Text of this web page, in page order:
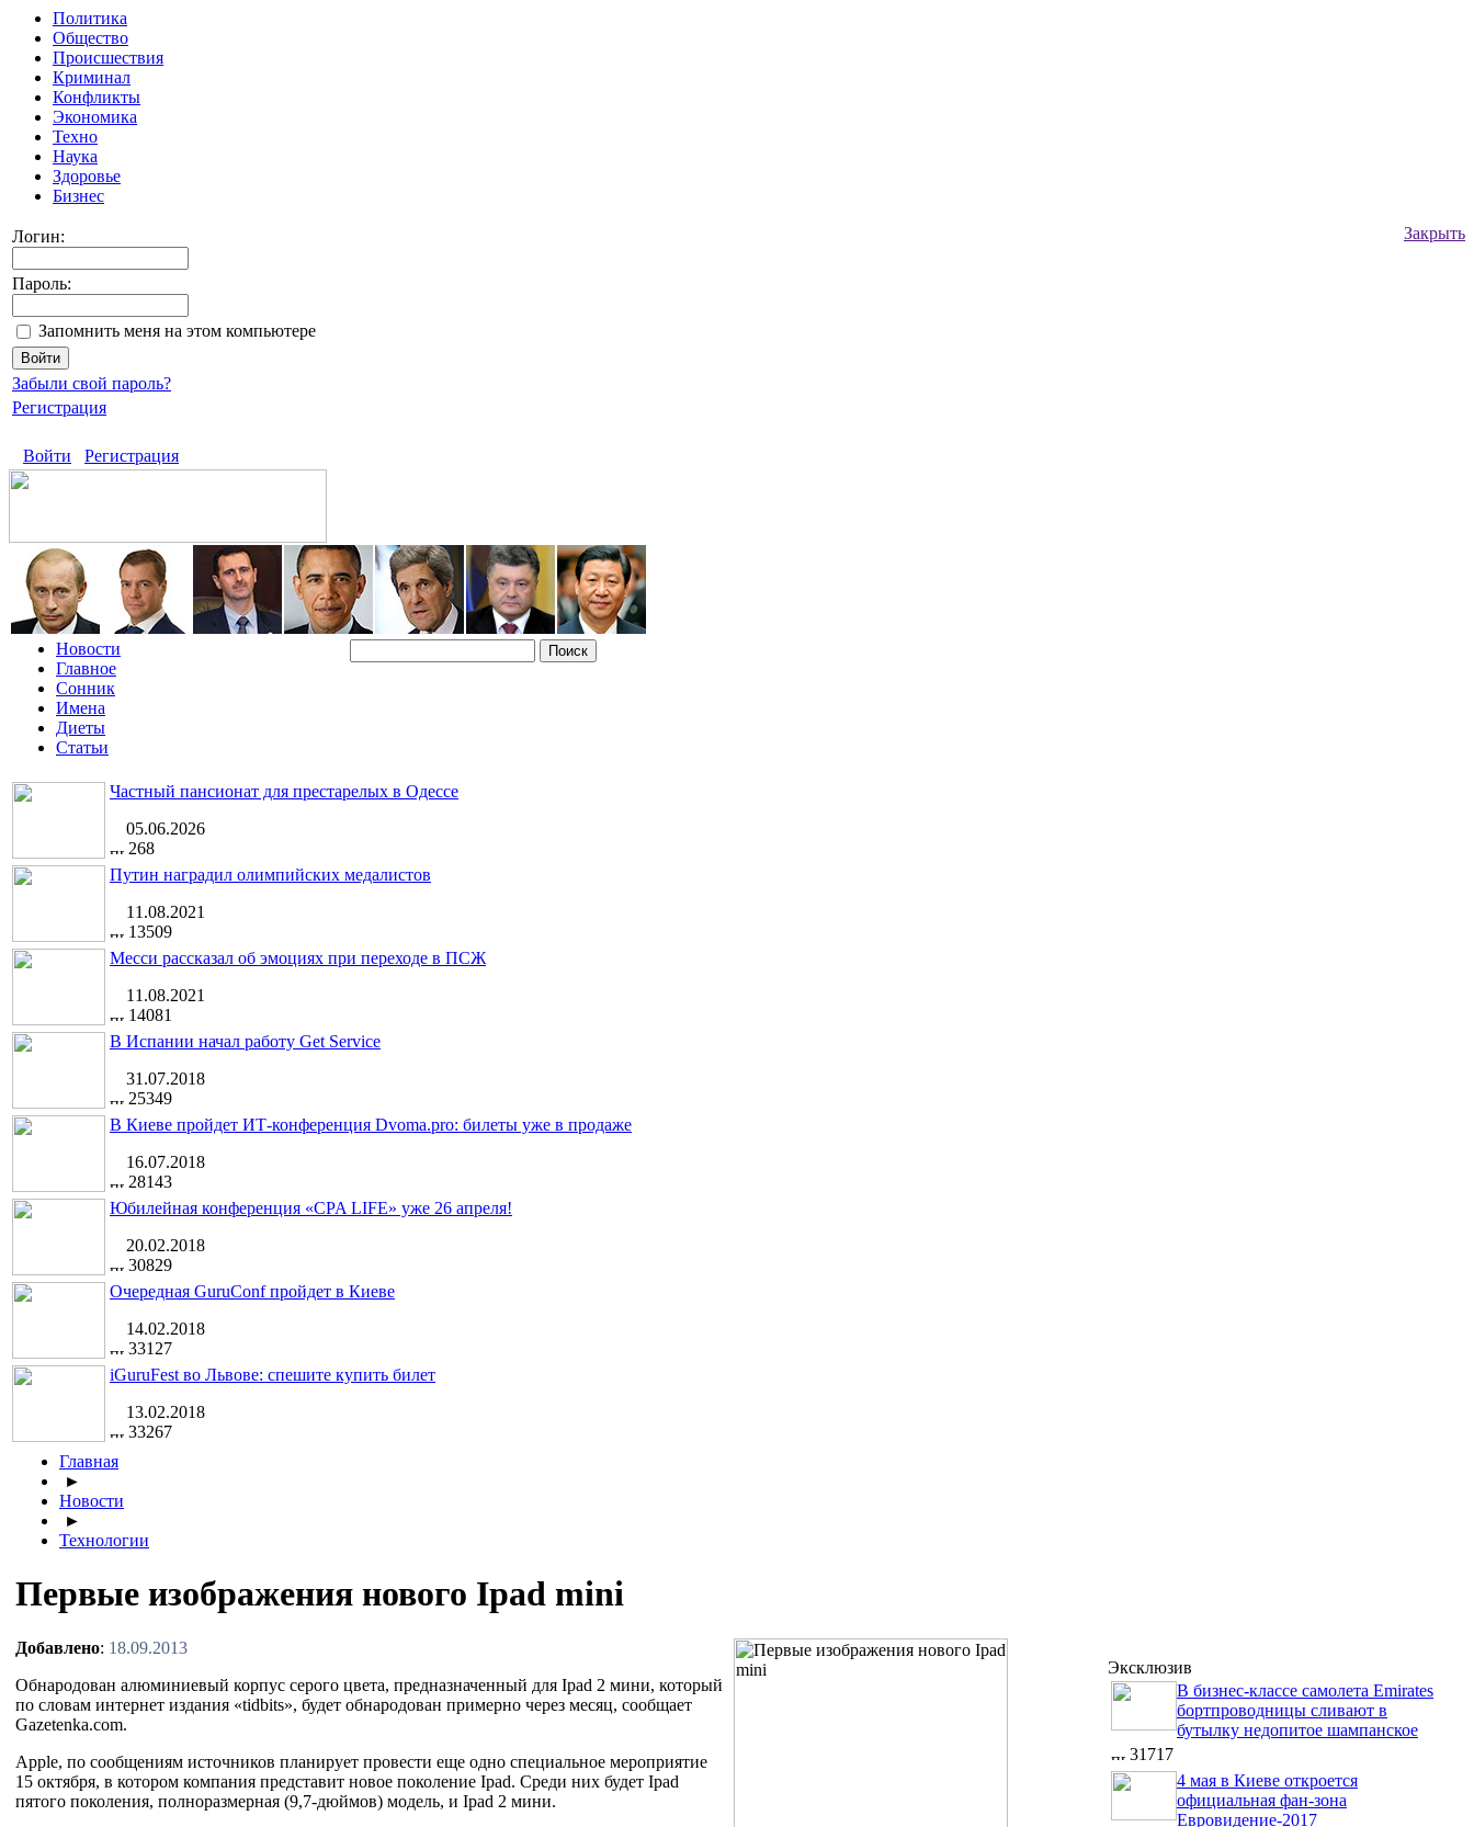
Политика
Общество
Происшествия
Криминал
Конфликты
Экономика
Техно
Наука
Здоровье
Бизнес
Закрыть
Логин:
Пароль:
Запомнить меня на этом компьютере
Забыли свой пароль?
Регистрация
Войти Регистрация
Новости
Главное
Сонник
Имена
Диеты
Статьи
Частный пансионат для престарелых в Одессе
05.06.2026
268
Путин наградил олимпийских медалистов
11.08.2021
13509
Месси рассказал об эмоциях при переходе в ПСЖ
11.08.2021
14081
В Испании начал работу Get Service
31.07.2018
25349
В Киеве пройдет ИТ-конференция Dvoma.pro: билеты уже в продаже
16.07.2018
28143
Юбилейная конференция «CPA LIFE» уже 26 апреля!
20.02.2018
30829
Очередная GuruConf пройдет в Киеве
14.02.2018
33127
iGuruFest во Львове: спешите купить билет
13.02.2018
33267
Главная
►
Новости
►
Технологии
Первые изображения нового Ipad mini
Добавлено: 18.09.2013
Обнародован алюминиевый корпус серого цвета, предназначенный для Ipad 2 мини, который
по словам интернет издания «tidbits», будет обнародован примерно через месяц, сообщает
Gazetenka.com.
Apple, по сообщениям источников планирует провести еще одно специальное мероприятие
15 октября, в котором компания представит новое поколение Ipad. Среди них будет Ipad
пятого поколения, полноразмерная (9,7-дюймов) модель, и Ipad 2 мини.
Эксклюзив
В бизнес-классе самолета Emirates
бортпроводницы сливают в
бутылку недопитое шампанское
31717
4 мая в Киеве откроется
официальная фан-зона
Евровидение-2017